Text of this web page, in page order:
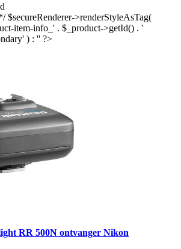
$secureRenderer->renderStyleAsTag(
item-info_' . $_product->getId() . '
) : '' ?>
RR 500N ontvanger Nikon